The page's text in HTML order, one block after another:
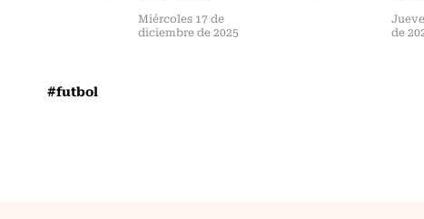
Miércoles 17 de
diciembre de 2025
de
#futbol